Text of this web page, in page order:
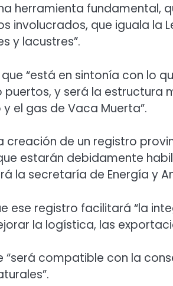
herramienta fundamental,
involucrados, que iguala la
y lacustres”.
“está en sintonía con lo
y será la estructura
el gas de Vaca Muerta”.
creación de un registro
estarán debidamente
la secretaría de Energía y
ese registro facilitará “la
la logística, las
“será compatible con la